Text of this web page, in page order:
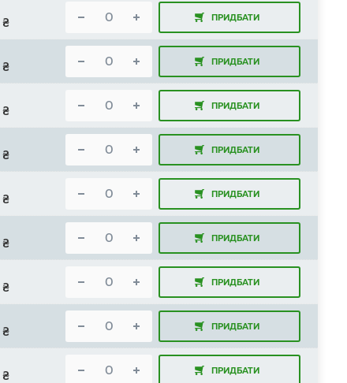
₴ ПРИДБАТИ
₴ ПРИДБАТИ
₴ ПРИДБАТИ
₴ ПРИДБАТИ
₴ ПРИДБАТИ
₴ ПРИДБАТИ
₴ ПРИДБАТИ
₴ ПРИДБАТИ
₴ ПРИДБАТИ